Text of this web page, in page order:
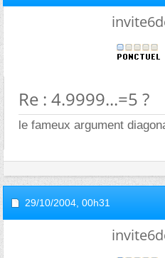
Re : 4.9999...=5 ?
le fameux argument
29/10/2004, 00h31